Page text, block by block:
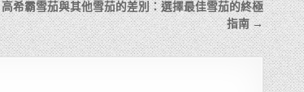
高希霸雪茄與其他雪茄的差別：選擇最佳雪茄的終極
指南 →